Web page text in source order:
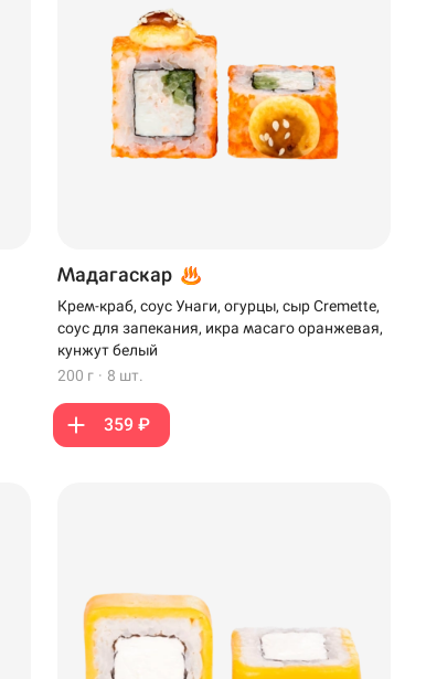
Мадагаскар
Крем-краб, соус Унаги, огурцы, сыр Cremette,
соус для запекания, икра масаго оранжевая,
кунжут белый
200 г · 8 шт.
359 ₽